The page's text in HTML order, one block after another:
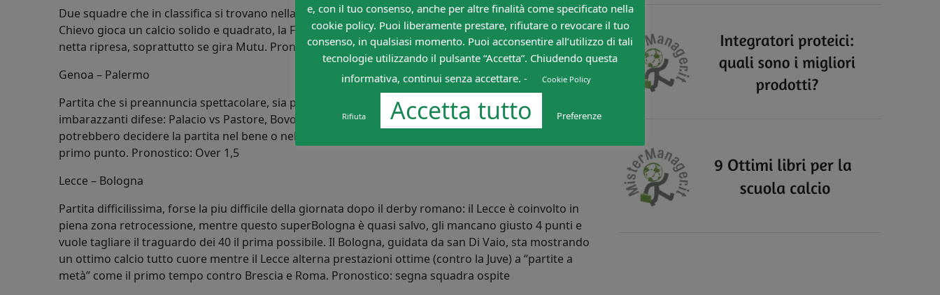
Due squadre che in classifica si trovano nella “zona sicura”, ma che vengono da mesi altalenanti. Il
Chievo gioca un calcio solido e quadrato, la Fiorentina fatica ancora a trovare i giusti schemi ma è in
netta ripresa, soprattutto se gira Mutu. Pronostico: Gol – Gol
Genoa – Palermo
Partita che si preannuncia spettacolare, sia per la voglia di rivincita di entrambe le squadre sia per le
imbarazzanti difese: Palacio vs Pastore, Bovo e Munoz vs Eduardo, sono questi i giocatori che
potrebbero decidere la partita nel bene o nel male. Cosmi, intanto, spera di guadagnare almeno il suo
primo punto. Pronostico: Over 1,5
Lecce – Bologna
Partita difficilissima, forse la piu difficile della giornata dopo il derby romano: il Lecce è coinvolto in
piena zona retrocessione, mentre questo superBologna è quasi salvo, gli mancano giusto 4 punti e
vuole tagliare il traguardo dei 40 il prima possibile. Il Bologna, guidata da san Di Vaio, sta mostrando
un ottimo calcio tutto cuore mentre il Lecce alterna prestazioni ottime (contro la Juve) a “partite a
metà” come il primo tempo contro Brescia e Roma. Pronostico: segna squadra ospite
e, con il tuo consenso, anche per altre finalità come specificato nella
cookie policy. Puoi liberamente prestare, rifiutare o revocare il tuo
consenso, in qualsiasi momento. Puoi acconsentire all’utilizzo di tali
tecnologie utilizzando il pulsante “Accetta”. Chiudendo questa
informativa, continui senza accettare. -
Cookie Policy
Rifiuta Accetta tutto Preferenze